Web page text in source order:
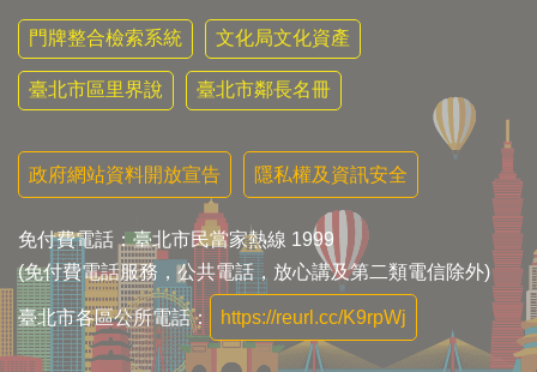
門牌整合檢索系統 文化局文化資產
臺北市區里界說 臺北市鄰長名冊
政府網站資料開放宣告 隱私權及資訊安全
免付費電話：臺北市民當家熱線 1999
(免付費電話服務，公共電話，放心講及第二類電信除外)
臺北市各區公所電話： https://reurl.cc/K9rpWj